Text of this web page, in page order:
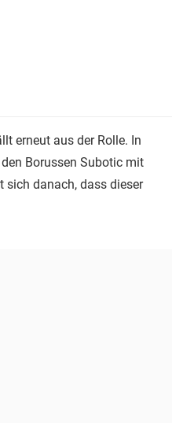
erneut aus der Rolle. In
Borussen Subotic mit
sich danach, dass dieser